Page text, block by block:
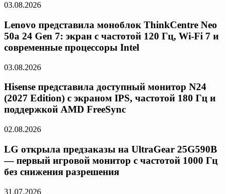
03.08.2026
Lenovo представила моноблок ThinkCentre Neo
50a 24 Gen 7: экран с частотой 120 Гц, Wi-Fi 7 и
современные процессоры Intel
03.08.2026
Hisense представила доступный монитор N24
(2027 Edition) с экраном IPS, частотой 180 Гц и
поддержкой AMD FreeSync
02.08.2026
LG открыла предзаказы на UltraGear 25G590B
— первый игровой монитор с частотой 1000 Гц
без снижения разрешения
31.07.2026